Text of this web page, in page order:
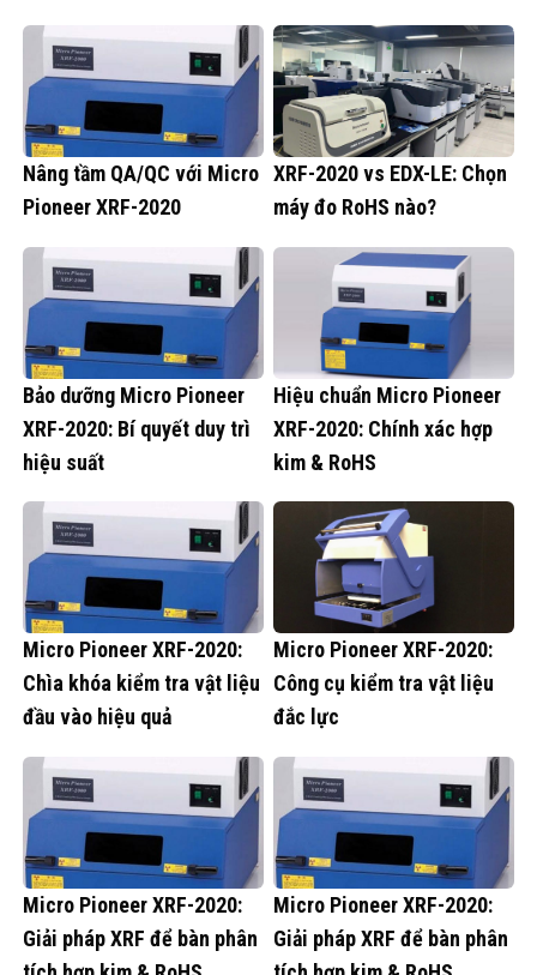
Nâng tầm QA/QC với Micro
Pioneer XRF-2020
XRF-2020 vs EDX-LE: Chọn
máy đo RoHS nào?
Bảo dưỡng Micro Pioneer
XRF-2020: Bí quyết duy trì
hiệu suất
Hiệu chuẩn Micro Pioneer
XRF-2020: Chính xác hợp
kim & RoHS
Micro Pioneer XRF-2020:
Chìa khóa kiểm tra vật liệu
đầu vào hiệu quả
Micro Pioneer XRF-2020:
Công cụ kiểm tra vật liệu
đắc lực
Micro Pioneer XRF-2020:
Giải pháp XRF để bàn phân
Micro Pioneer XRF-2020:
Giải pháp XRF để bàn phân